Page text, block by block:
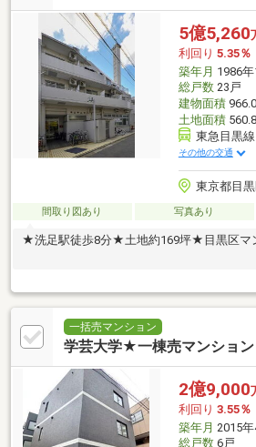
5億5,260
利回り 5.35％
築年月 1986
総戸数23戸
建物面積
土地面積
東急目黒
その他の交通
東京都目
間取り図あり 写真あり
★洗足駅徒歩8分★土地約169坪★目黒区マ
一括売マンション
学芸大学★一棟売マンション
2億9,000
利回り 3.55％
築年月 2015
総戸数6戸